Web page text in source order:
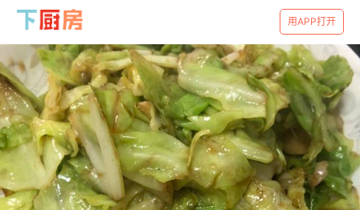
用APP打开